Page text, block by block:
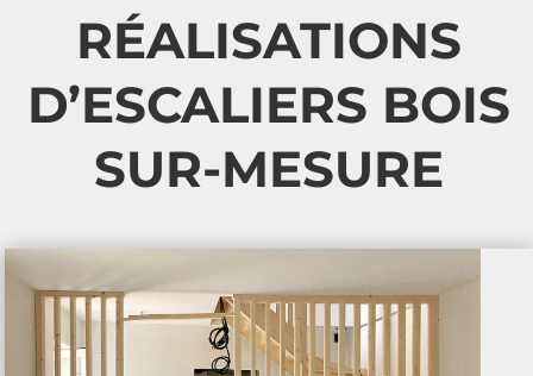
RÉALISATIONS
D’ESCALIERS BOIS
SUR-MESURE